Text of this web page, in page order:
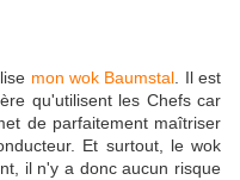
mon wok Baumstal . Il est
qu'utilisent les Chefs car
de parfaitement maîtriser
Et surtout, le wok
il n'y a donc aucun risque